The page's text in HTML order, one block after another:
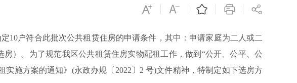
10户符合此批次公共租赁住房的申请条件，其中：申请家庭为二人或二
）。为了规范我区公共租赁住房实物配租工作，做到“公开、公平、公
施方案的通知》(永政办规〔2022〕2 号)文件精神，特制定如下选房方